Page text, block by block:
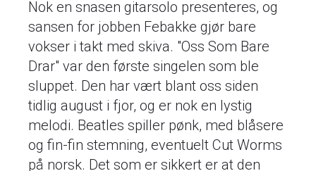
Nok en snasen gitarsolo presenteres, og
sansen for jobben Febakke gjør bare
vokser i takt med skiva. "Oss Som Bare
Drar" var den første singelen som ble
sluppet. Den har vært blant oss siden
tidlig august i fjor, og er nok en lystig
melodi. Beatles spiller pønk, med blåsere
og fin-fin stemning, eventuelt Cut Worms
på norsk. Det som er sikkert er at den